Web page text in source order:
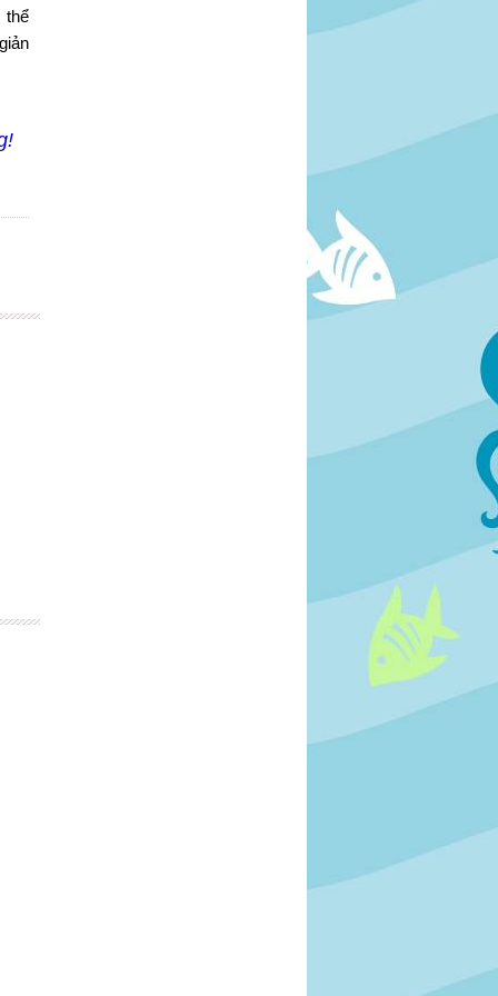
thể